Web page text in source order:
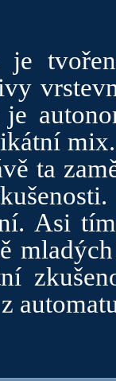
je
je
ta
Asi